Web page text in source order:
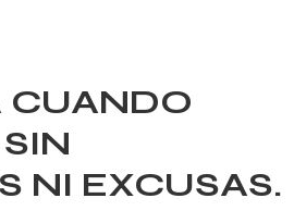
CUANDO
NI EXCUSAS.